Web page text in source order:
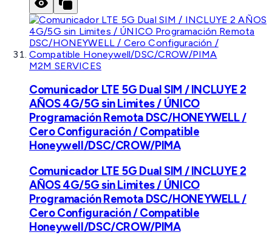
M2M SERVICES
Comunicador LTE 5G Dual SIM / INCLUYE 2
AÑOS 4G/5G sin Limites / ÚNICO
Programación Remota DSC/HONEYWELL /
Cero Configuración / Compatible
Honeywell/DSC/CROW/PIMA
Comunicador LTE 5G Dual SIM / INCLUYE 2
AÑOS 4G/5G sin Limites / ÚNICO
Programación Remota DSC/HONEYWELL /
Cero Configuración / Compatible
Honeywell/DSC/CROW/PIMA